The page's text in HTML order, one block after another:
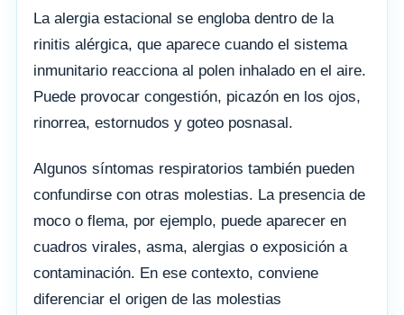
La alergia estacional se engloba dentro de la
rinitis alérgica, que aparece cuando el sistema
inmunitario reacciona al polen inhalado en el aire.
Puede provocar congestión, picazón en los ojos,
rinorrea, estornudos y goteo posnasal.
Algunos síntomas respiratorios también pueden
confundirse con otras molestias. La presencia de
moco o flema, por ejemplo, puede aparecer en
cuadros virales, asma, alergias o exposición a
contaminación. En ese contexto, conviene
diferenciar el origen de las molestias